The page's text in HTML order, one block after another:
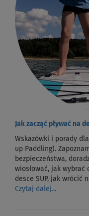
Jak zacząć pływać na
Wskazówki i porady
up Paddling).
bezpieczeństwa,
wiosłować, jak wybrać
desce SUP, jak wrócić
Czytaj dalej...